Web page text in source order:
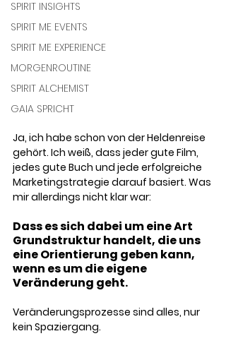
SPIRIT INSIGHTS
SPIRIT ME EVENTS
SPIRIT ME EXPERIENCE
MORGENROUTINE
SPIRIT ALCHEMIST
GAIA SPRICHT
Ja, ich habe schon von der Heldenreise
gehört. Ich weiß, dass jeder gute Film,
jedes gute Buch und jede erfolgreiche
Marketingstrategie darauf basiert. Was
mir allerdings nicht klar war:
Dass es sich dabei um eine Art
Grundstruktur handelt, die uns
eine Orientierung geben kann,
wenn es um die eigene
Veränderung geht.
Veränderungsprozesse sind alles, nur
kein Spaziergang.